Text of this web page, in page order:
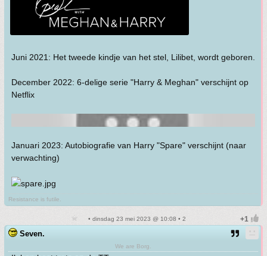
Juni 2021: Het tweede kindje van het stel, Lilibet, wordt geboren.
December 2022: 6-delige serie "Harry & Meghan" verschijnt op
Netflix
Januari 2023: Autobiografie van Harry "Spare" verschijnt (naar
verwachting)
Resistance is futile.
• dinsdag 23 mei 2023 @ 10:08 • 2
Seven.
We are Borg.